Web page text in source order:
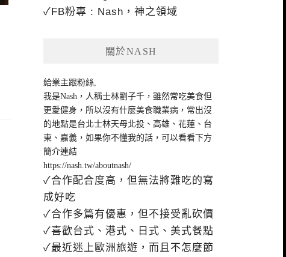
✓FB粉專 : Nash，神之領域
關於NASH
給業主跟粉絲,
我是Nash，人稱士林劉子千，雖然常吃美食但
更愛健身，所以沒有什麼美食職業病，常出沒
的地點是台北士林天母北投、高雄、花蓮、台
東、嘉義，如果你不懂我的話，可以看看下方
簡介連結
https://nash.tw/aboutnash/
✓合作配合度高，但無法將難吃的寫
成好吃
✓合作多篇有優惠，但不接受亂砍價
✓喜歡台式、港式、日式、美式餐點
✓最近迷上歐洲旅遊，而且不怎麼節